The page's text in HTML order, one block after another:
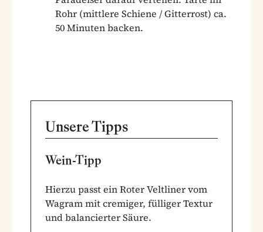
Rohr (mittlere Schiene / Gitterrost) ca.
50 Minuten backen.
Unsere Tipps
Wein-Tipp
Hierzu passt ein Roter Veltliner vom
Wagram mit cremiger, fülliger Textur
und balancierter Säure.